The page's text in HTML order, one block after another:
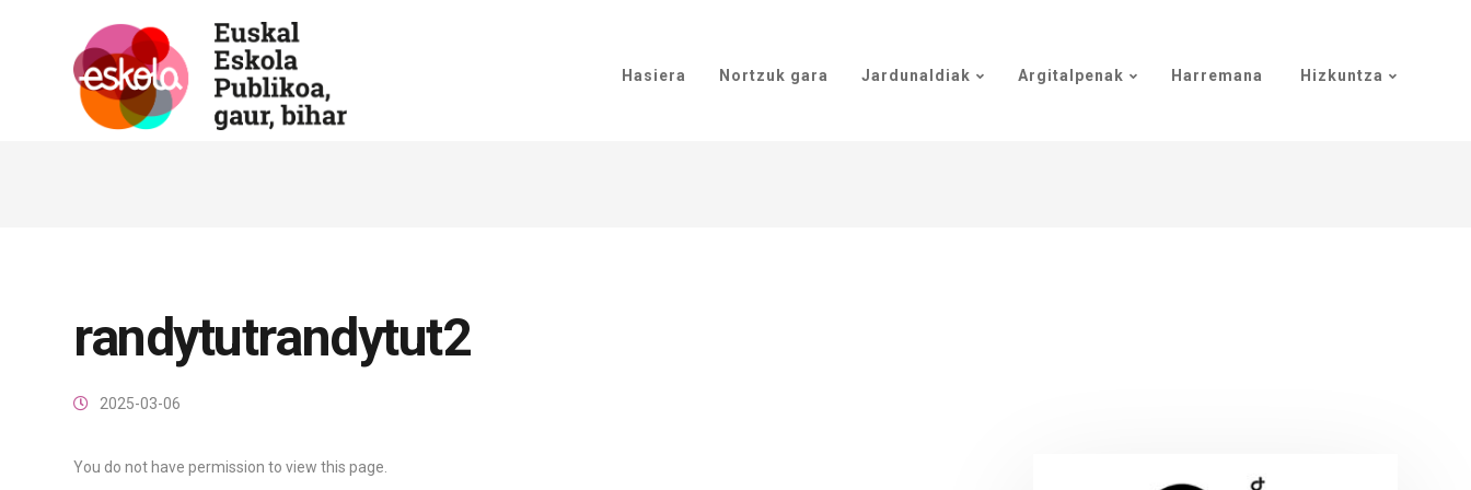
Hasiera Nortzuk gara Jardunaldiak Argitalpenak Harremana Hizkuntza
randytutrandytut2
2025-03-06
You do not have permission to view this page.